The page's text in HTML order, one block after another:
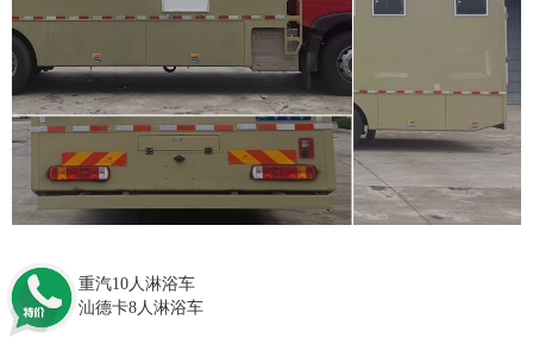
上一篇：重汽10人淋浴车
下一篇：汕德卡8人淋浴车